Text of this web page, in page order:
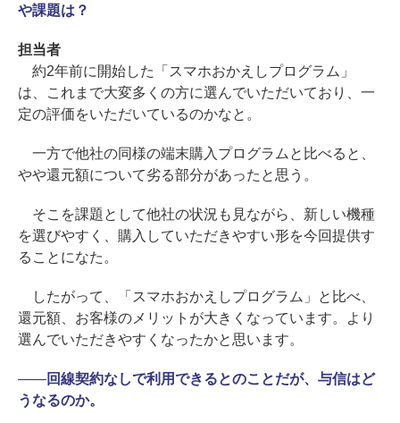
や課題は？
担当者
約2年前に開始した「スマホおかえしプログラム」
は、これまで大変多くの方に選んでいただいており、一
定の評価をいただいているのかなと。
一方で他社の同様の端末購入プログラムと比べると、
やや還元額について劣る部分があったと思う。
そこを課題として他社の状況も見ながら、新しい機種
を選びやすく、購入していただきやすい形を今回提供す
ることになた。
したがって、「スマホおかえしプログラム」と比べ、
還元額、お客様のメリットが大きくなっています。より
選んでいただきやすくなったかと思います。
――回線契約なしで利用できるとのことだが、与信はど
うなるのか。